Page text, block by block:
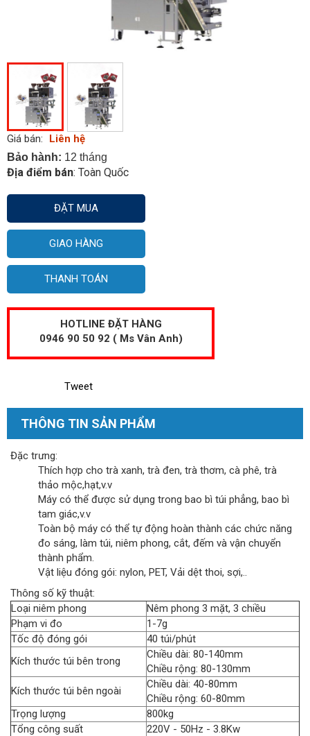
Giá bán: Liên hệ
Bảo hành: 12 tháng
Địa điểm bán: Toàn Quốc
ĐẶT MUA
GIAO HÀNG
THANH TOÁN
HOTLINE ĐẶT HÀNG
0946 90 50 92 ( Ms Vân Anh)
Tweet
THÔNG TIN SẢN PHẨM
Đặc trưng:
Thích hợp cho trà xanh, trà đen, trà thơm, cà phê, trà
thảo mộc,hạt,v.v
Máy có thể được sử dụng trong bao bì túi phẳng, bao bì
tam giác,v.v
Toàn bộ máy có thể tự động hoàn thành các chức năng
đo sáng, làm túi, niêm phong, cắt, đếm và vận chuyển
thành phẩm.
Vật liệu đóng gói: nylon, PET, Vải dệt thoi, sợi,..
Thông số kỹ thuật:
Loại niêm phong
Nêm phong 3 mặt, 3 chiều
Phạm vi đo
1-7g
Tốc độ đóng gói
40 túi/phút
Kích thước túi bên trong
Chiều dài: 80-140mm
Chiều rộng: 80-130mm
Kích thước túi bên ngoài
Chiều dài: 40-80mm
Chiều rộng: 60-80mm
Trọng lượng
800kg
Tổng công suất
220V - 50Hz - 3.8Kw